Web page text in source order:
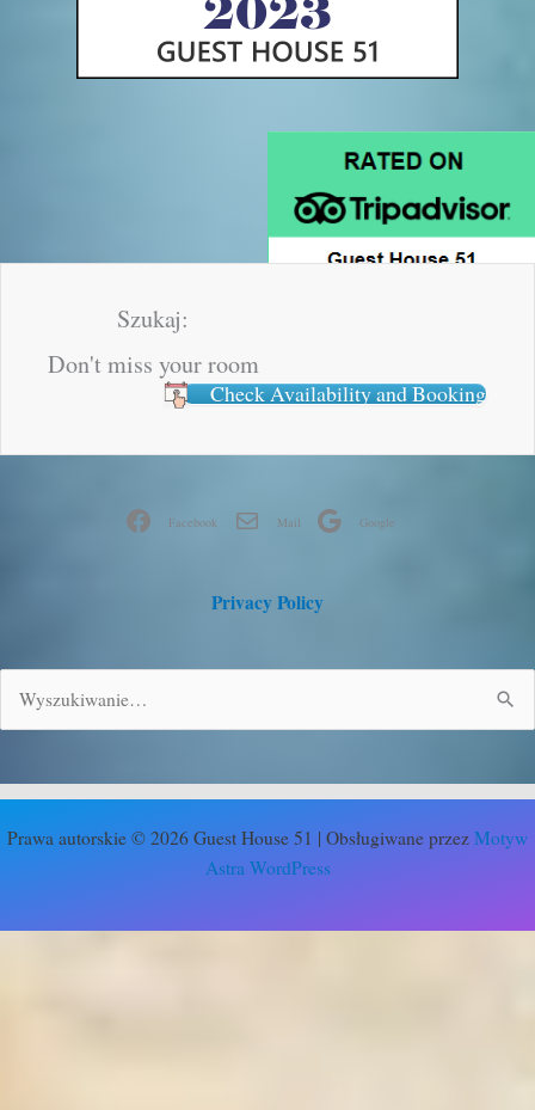
Szukaj:
Don't miss your room
Check Availability and Booking
Facebook Mail Google
Privacy Policy
dla:
Prawa autorskie © 2026 Guest House 51 | Obsługiwane przez Motyw
Astra WordPress